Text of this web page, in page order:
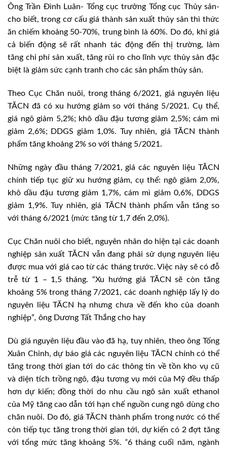
Ông Trần Đình Luân- Tổng cục trưởng Tổng cục Thủy sản-
cho biết, trong cơ cấu giá thành sản xuất thủy sản thì thức
ăn chiếm khoảng 50-70%, trung bình là 60%. Do đó, khi giá
cả biến động sẽ rất nhanh tác động đến thị trường, làm
tăng chi phí sản xuất, tăng rủi ro cho lĩnh vực thủy sản đặc
biệt là giảm sức cạnh tranh cho các sản phẩm thủy sản.
Theo Cục Chăn nuôi, trong tháng 6/2021, giá nguyên liệu
TĂCN đã có xu hướng giảm so với tháng 5/2021. Cụ thể,
giá ngô giảm 5,2%; khô dầu đậu tương giảm 2,5%; cám mì
giảm 2,6%; DDGS giảm 1,0%. Tuy nhiên, giá TĂCN thành
phẩm tăng khoảng 2% so với tháng 5/2021.
Những ngày đầu tháng 7/2021, giá các nguyên liệu TĂCN
chính tiếp tục giữ xu hướng giảm, cụ thể: ngô giảm 2,0%,
khô dầu đậu tương giảm 1,7%, cám mì giảm 0,6%, DDGS
giảm 1,9%. Tuy nhiên, giá TĂCN thành phẩm vẫn tăng so
với tháng 6/2021 (mức tăng từ 1,7 đến 2,0%).
Cục Chăn nuôi cho biết, nguyên nhân do hiện tại các doanh
nghiệp sản xuất TĂCN vẫn đang phải sử dụng nguyên liệu
được mua với giá cao từ các tháng trước. Việc này sẽ có đỗ
trễ từ 1 – 1,5 tháng. “Xu hướng giá TĂCN sẽ còn tăng
khoảng 5% trong tháng 7/2021, các doanh nghiệp lấy lý do
nguyên liệu TĂCN hạ nhưng chưa về đến kho của doanh
nghiệp”, ông Dương Tất Thắng cho hay
Dù giá nguyên liệu đầu vào đã hạ, tuy nhiên, theo ông Tống
Xuân Chinh, dự báo giá các nguyên liệu TĂCN chính có thể
tăng trong thời gian tới do các thông tin về tồn kho vụ cũ
và diện tích trồng ngô, đậu tương vụ mới của Mỹ đều thấp
hơn dự kiến; đồng thời do nhu cầu ngô sản xuất ethanol
của Mỹ tăng cao dẫn tới hạn chế nguồn cung ngô dùng cho
chăn nuôi. Do đó, giá TĂCN thành phẩm trong nước có thể
còn tiếp tục tăng trong thời gian tới, dự kiến có 2 đợt tăng
với tổng mức tăng khoảng 5%. “6 tháng cuối năm, ngành